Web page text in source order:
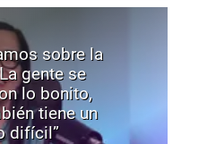
sobre la
gente se
lo bonito,
tiene un
difícil”